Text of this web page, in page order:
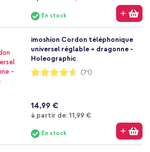
En stock
imoshion Cordon téléphonique
universel réglable + dragonne -
Holeographic
Notation:
92%
(71)
14,99 €
à partir de: À partir de
11,99 €
En stock